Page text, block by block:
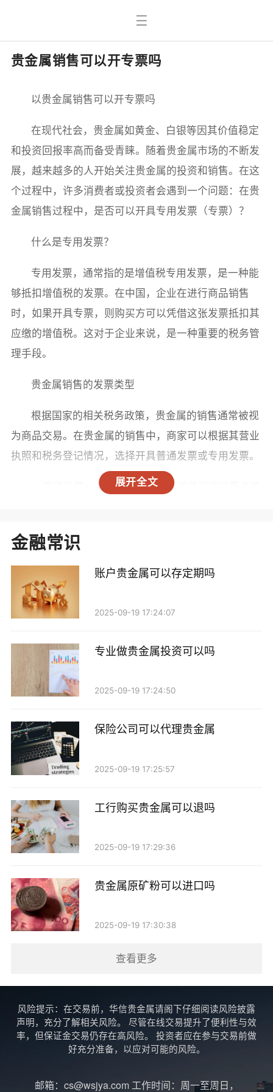
贵金属销售可以开专票吗
展开全文
以贵金属销售可以开专票吗
在现代社会，贵金属如黄金、白银等因其价值稳定
和投资回报率高而备受青睐。随着贵金属市场的不断发
展，越来越多的人开始关注贵金属的投资和销售。在这
个过程中，许多消费者或投资者会遇到一个问题：在贵
金属销售过程中，是否可以开具专用发票（专票）？
什么是专用发票？
专用发票，通常指的是增值税专用发票，是一种能
够抵扣增值税的发票。在中国，企业在进行商品销售
时，如果开具专票，则购买方可以凭借这张发票抵扣其
应缴的增值税。这对于企业来说，是一种重要的税务管
理手段。
贵金属销售的发票类型
根据国家的相关税务政策，贵金属的销售通常被视
为商品交易。在贵金属的销售中，商家可以根据其营业
执照和税务登记情况，选择开具普通发票或专用发票。
1. 普通发票：适用于不需要抵扣增值税的消费者或
大宗交易。对于企业客户来说，开具专用发票是非常重
要的，因为这可以帮助他们降低税负。
虽然贵金属销售可以开具专用发票，但并不是所有
商家都有这个资格。以下是一些开具专用发票的条件：
家，才能开具专用发票。因此，消费者在选择贵金属销
售商时，最好选择那些有良好信誉和合法资质的商家。
易。如果是个人消费者购买贵金属，商家一般会开具普
通发票，而不是专用发票。
3. 购买金额：在某些情况下，商家可能会对开具专
一定金额的交易时，才能开具专用发票。
如何开具贵金属销售的专票？
如果您是企业客户，想要购买贵金属并开具专用发
1. 联系贵金属销售商：在购买前，提前与商家沟
通，确认其是否能够开具专用发票。
2. 提供相关信息：在购买时，您需要提供企业的税
务信息，包括税务登记证号等，以便商家开具专票。
金融常识
账户贵金属可以存定期吗
2025-09-19 17:24:07
专业做贵金属投资可以吗
2025-09-19 17:24:50
保险公司可以代理贵金属
2025-09-19 17:25:57
工行购买贵金属可以退吗
2025-09-19 17:29:36
贵金属原矿粉可以进口吗
2025-09-19 17:30:38
查看更多
风险提示：在交易前，华信贵金属请阁下仔细阅读风险披露
声明，充分了解相关风险。 尽管在线交易提升了便利性与效
率，但保证金交易仍存在高风险。 投资者应在参与交易前做
好充分准备，以应对可能的风险。
邮箱：cs@wsjya.com 工作时间：周一至周日，